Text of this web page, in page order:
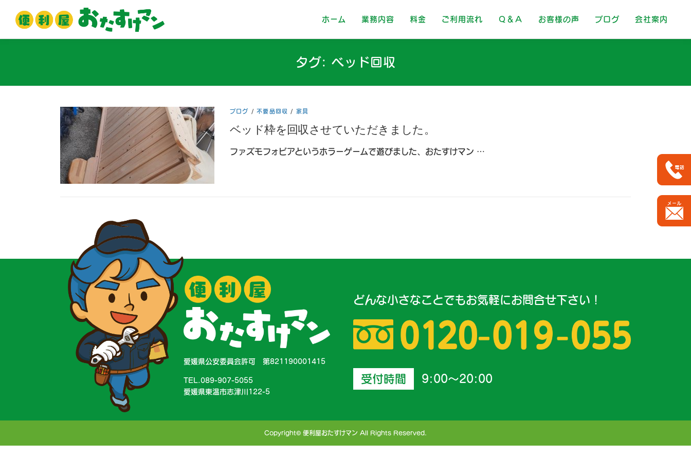
ホーム 業務内容 料金 ご利用流れ Ｑ＆Ａ お客様の声 ブログ 会社案内
タグ: ベッド回収
ブログ /不要品回収 / 家具
ベッド枠を回収させていただきました。
ファズモフォビアというホラーゲームで遊びました、おたすけマン …
愛媛県公安委員会許可 第821190001415
TEL.089-907-5055
愛媛県東温市志津川122-5
どんな小さなことでもお気軽にお問合せ下さい！
受付時間 9:00～20:00
Copyright© 便利屋おたすけマン All Rights Reserved.